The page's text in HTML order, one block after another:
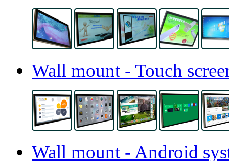
Wall mount - Touch
Wall mount - Android